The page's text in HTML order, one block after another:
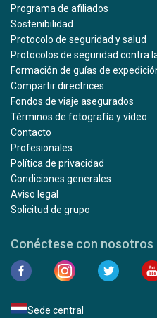
Programa de afiliados
Sostenibilidad
Protocolo de seguridad y salud
Protocolos de seguridad contra
Formación de guías de
Compartir directrices
Fondos de viaje asegurados
Términos de fotografía y vídeo
Contacto
Profesionales
Política de privacidad
Condiciones generales
Aviso legal
Solicitud de grupo
Conéctese con nosotros
Sede central